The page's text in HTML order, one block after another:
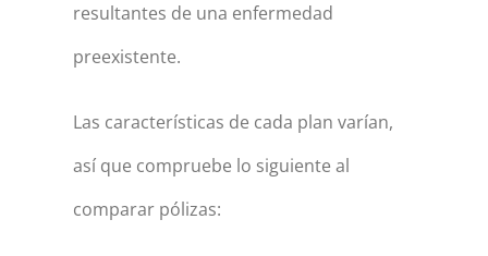
resultantes de una enfermedad
preexistente.
Las características de cada plan varían,
así que compruebe lo siguiente al
comparar pólizas: